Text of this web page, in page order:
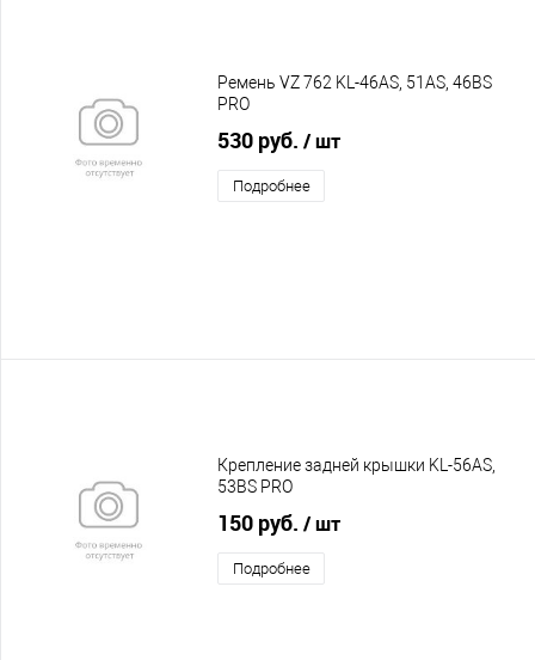
Ремень VZ 762 KL-46AS, 51AS, 46BS
PRO
530 руб. / шт
Подробнее
Крепление задней крышки KL-56AS,
53BS PRO
150 руб. / шт
Подробнее